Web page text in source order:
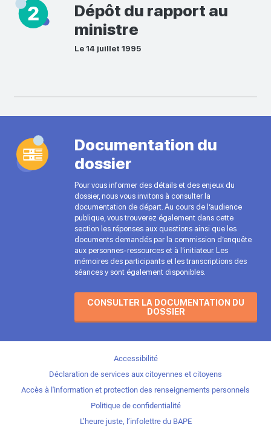
Dépôt du rapport au
ministre
Le 14 juillet 1995
Documentation du
dossier
Pour vous informer des détails et des enjeux du
dossier, nous vous invitons à consulter la
documentation de départ. Au cours de l’audience
publique, vous trouverez également dans cette
section les réponses aux questions ainsi que les
documents demandés par la commission d’enquête
aux personnes-ressources et à l’initiateur. Les
mémoires des participants et les transcriptions des
séances y sont également disponibles.
CONSULTER LA DOCUMENTATION DU
DOSSIER
Accessibilité
Déclaration de services aux citoyennes et citoyens
Accès à l'information et protection des renseignements personnels
Politique de confidentialité
L’heure juste, l’infolettre du BAPE